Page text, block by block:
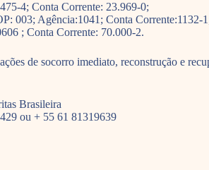
4; Conta Corrente: 23.969-0;
003; Agência:1041; Conta Corrente:1132-
; Conta Corrente: 70.000-2.
de socorro imediato, reconstrução e
Brasileira
ou + 55 61 81319639